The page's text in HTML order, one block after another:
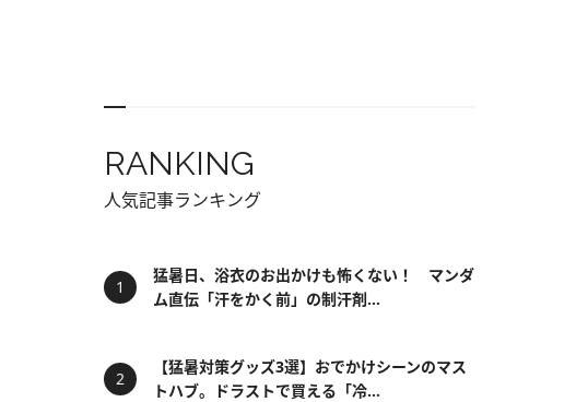
RANKING
人気記事ランキング
猛暑日、浴衣のお出かけも怖くない！ マンダ
ム直伝「汗をかく前」の制汗剤...
【猛暑対策グッズ3選】おでかけシーンのマス
トハブ。ドラストで買える「冷...